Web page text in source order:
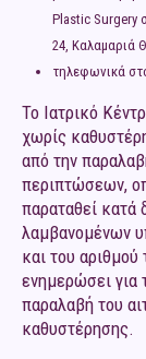
Plastic Surgery
24, Καλαμαριά
τηλεφωνικά
Το Ιατρικό
χωρίς
από την
περιπτώσεων,
παραταθεί κατά
λαμβανομένων
και του
ενημερώσει για
παραλαβή του
καθυστέρησης.